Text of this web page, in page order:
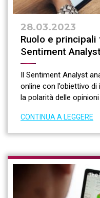
28.03.2023
Ruolo e
Sentiment Analyst
Il Sentiment Analyst
online con l’obiettivo
la polarità delle
CONTINUA A LEGGERE